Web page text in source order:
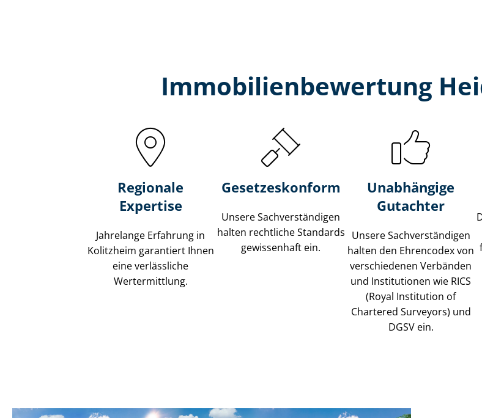
Immobilien­bewertung
Regionale
Expertise
Jahrelange Erfahrung in
Kolitzheim garantiert Ihnen
eine verlässliche
Wertermittlung.
Gesetzes­konform
Unsere Sach­ver­stän­di­gen
halten rechtliche Standards
gewissenhaft ein.
Unabhängige
Gutachter
Unsere Sach­ver­stän­di­gen
halten den Ehrencodex von
verschiedenen Verbänden
und Institutionen wie RICS
(Royal Institution of
Chartered Surveyors) und
DGSV ein.